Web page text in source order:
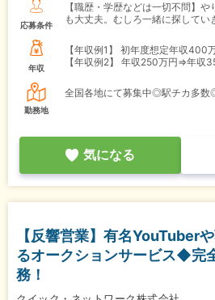
応募条件
【職歴・学歴などは一切不問】
も大丈夫。むしろ一緒に探してい
年収
【年収例1】
初年度想定年収400
【年収例2】
年収250万円⇒年収
勤務地
全国各地にて募集中◎駅チカ多数
気になる
【反響営業】有名YouTuber
るオークションサービス◆完
務！